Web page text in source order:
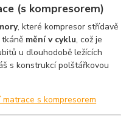
(s kompresorem)
, které kompresor střídavě
mění v cyklu, což je
u dlouhodobě ležících
s konstrukcí polštářkovou
s kompresorem